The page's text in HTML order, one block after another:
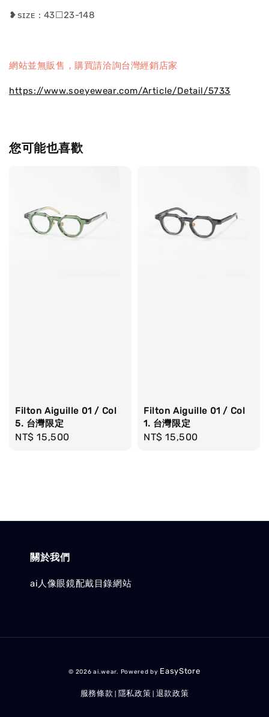
❥sɪᴢᴇ : 43☐23-148
網站並無販售，購買請洽詢台灣經銷店家
https://www.soeyewear.com/Article/Detail/5733
您可能也喜歡
Filton Aiguille 01 / Col
5. 台灣限定
Regular
NT$ 15,500
Filton Aiguille 01 / Col
1. 台灣限定
Regular
NT$ 15,500
關於我們
ai人像眼鏡配戴目錄網站
© 2026 ai.wear. Powered by EasyStore
服務條款 隱私政策 退款政策